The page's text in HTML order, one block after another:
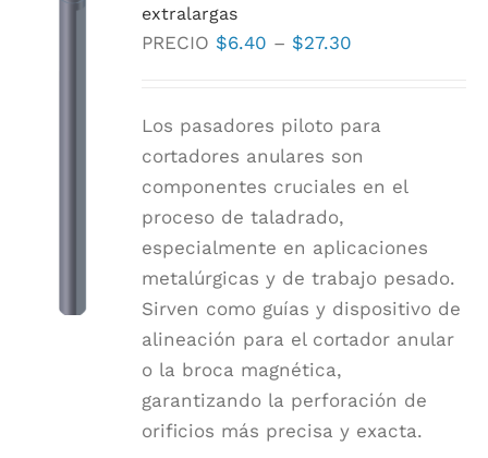
se
en
producto
extralargas
PRECIO $6.40 – $27.30
$6.40
a
$27.30
Los pasadores piloto para
cortadores anulares son
componentes cruciales en el
proceso de taladrado,
especialmente en aplicaciones
metalúrgicas y de trabajo pesado.
Sirven como guías y dispositivo de
alineación para el cortador anular
o la broca magnética,
garantizando la perforación de
orificios más precisa y exacta.